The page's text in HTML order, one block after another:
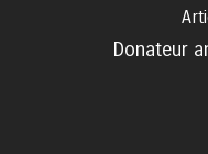
Donateur